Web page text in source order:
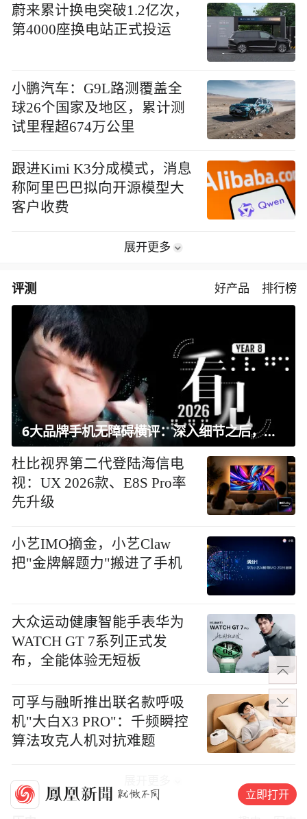
蔚来累计换电突破1.2亿次，
第4000座换电站正式投运
小鹏汽车：G9L路测覆盖全
球26个国家及地区，累计测
试里程超674万公里
跟进Kimi K3分成模式，消息
称阿里巴巴拟向开源模型大
客户收费
展开更多
评测 好产品 排行榜
6大品牌手机无障碍横评：深入细节之后，似乎只有苹果能挺住？｜ 看见2026
杜比视界第二代登陆海信电
视：UX 2026款、E8S Pro率
先升级
小艺IMO摘金，小艺Claw
把"金牌解题力"搬进了手机
大众运动健康智能手表华为
WATCH GT 7系列正式发
布，全能体验无短板
可孚与融昕推出联名款呼吸
机"大白X3 PRO"：千频瞬控
算法攻克人机对抗难题
立即打开